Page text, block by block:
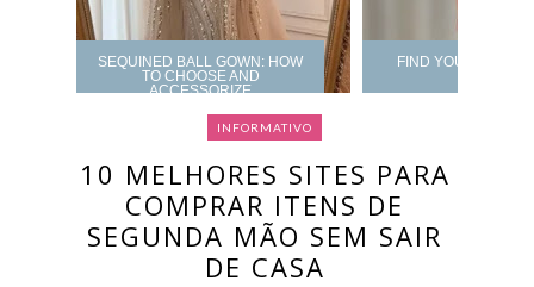
SEQUINED BALL GOWN: HOW
TO CHOOSE AND
ACCESSORIZE
FIND YOUR PROM
INFORMATIVO
10 MELHORES SITES PARA
COMPRAR ITENS DE
SEGUNDA MÃO SEM SAIR
DE CASA